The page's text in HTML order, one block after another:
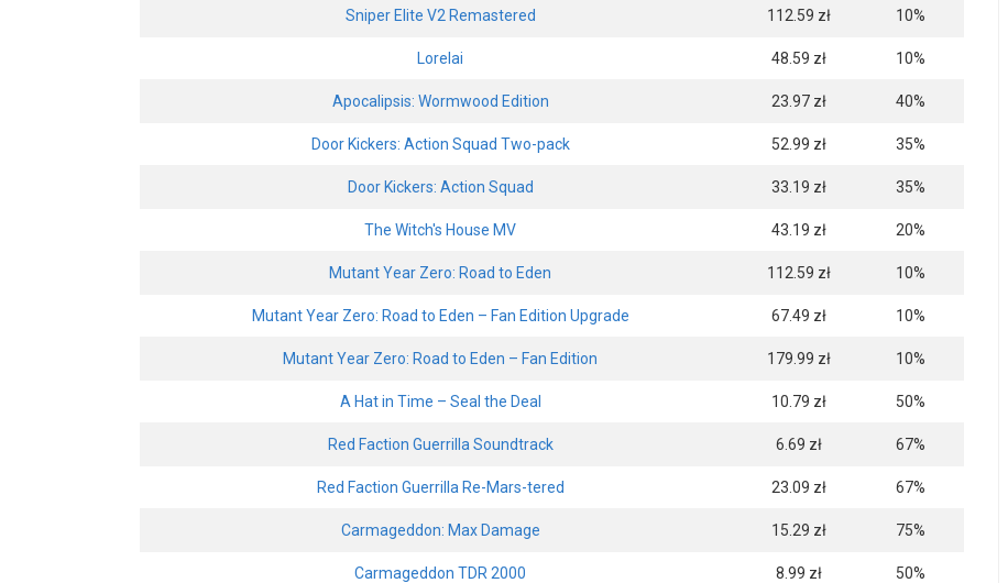
Sniper Elite V2 Remastered 112.59 zł 10%
Lorelai 48.59 zł 10%
Apocalipsis: Wormwood Edition 23.97 zł 40%
Door Kickers: Action Squad Two-pack 52.99 zł 35%
Door Kickers: Action Squad 33.19 zł 35%
The Witch's House MV 43.19 zł 20%
Mutant Year Zero: Road to Eden 112.59 zł 10%
Mutant Year Zero: Road to Eden – Fan Edition Upgrade 67.49 zł 10%
Mutant Year Zero: Road to Eden – Fan Edition 179.99 zł 10%
A Hat in Time – Seal the Deal 10.79 zł 50%
Red Faction Guerrilla Soundtrack 6.69 zł 67%
Red Faction Guerrilla Re-Mars-tered 23.09 zł 67%
Carmageddon: Max Damage 15.29 zł 75%
Carmageddon TDR 2000 8.99 zł 50%